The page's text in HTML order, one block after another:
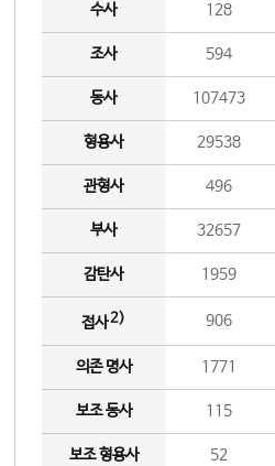
수사 128
조사 594
동사 107473
형용사 29538
관형사 496
부사 32657
감탄사 1959
접사2) 906
의존 명사 1771
보조 동사 115
보조 형용사 52